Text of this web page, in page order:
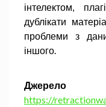
інтелектом,
дублікати
проблеми з
іншого.
Джерело
https://